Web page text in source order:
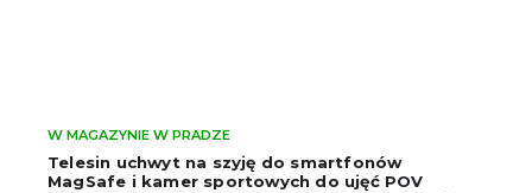
Ulanzi LM19 MagSafe magnetyczne światło
do selfie do smartfona (Białe)
W MAGAZYNIE W PRADZE